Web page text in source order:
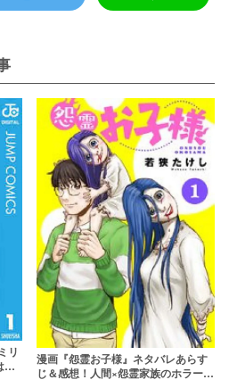
リ
あ
漫画『怨霊お子様』ネタバレあらす
じ＆感想！人間×怨霊家族のホラーコ